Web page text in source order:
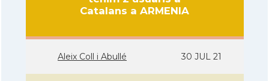
Catalans a ARMENIA
Aleix Coll i Abullé 30 JUL 21